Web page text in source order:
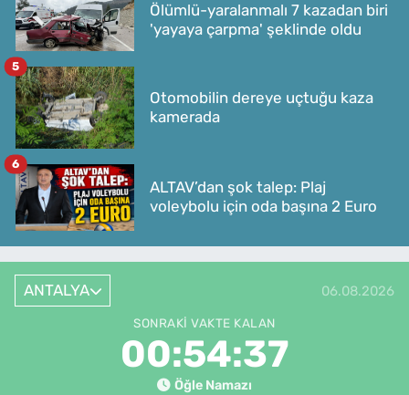
Ölümlü-yaralanmalı 7 kazadan biri
'yayaya çarpma' şeklinde oldu
Otomobilin dereye uçtuğu kaza
kamerada
5
ALTAV’dan şok talep: Plaj
voleybolu için oda başına 2 Euro
6
ANTALYA 06.08.2026
SONRAKI VAKTE KALAN
00:54:37
Öğle Namazı